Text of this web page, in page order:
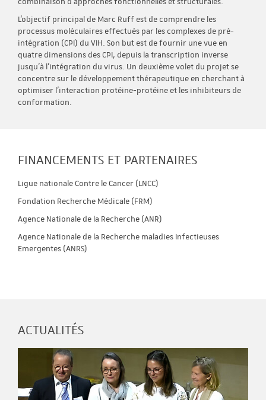
L'objectif principal de Marc Ruff est de comprendre les
processus moléculaires effectués par les complexes de pré-
intégration (CPI) du VIH. Son but est de fournir une vue en
quatre dimensions des CPI, depuis la transcription inverse
jusqu'à l'intégration du virus. Un deuxième volet du projet se
concentre sur le développement thérapeutique en cherchant à
optimiser l'interaction protéine-protéine et les inhibiteurs de
conformation.
FINANCEMENTS ET PARTENAIRES
Ligue nationale Contre le Cancer (LNCC)
Fondation Recherche Médicale (FRM)
Agence Nationale de la Recherche (ANR)
Agence Nationale de la Recherche maladies Infectieuses
Emergentes (ANRS)
ACTUALITÉS